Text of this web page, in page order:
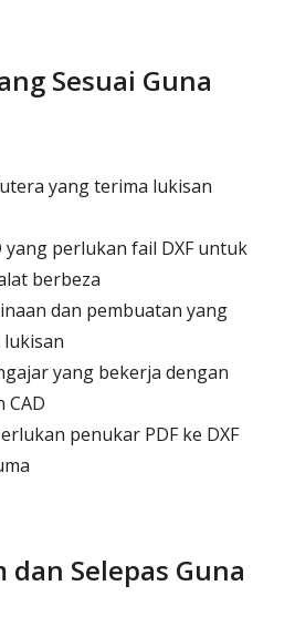
Sesuai Guna
yang terima lukisan
yang perlukan fail DXF untuk
berbeza
dan pembuatan yang
yang bekerja dengan
CAD
penukar PDF ke DXF
dan Selepas Guna